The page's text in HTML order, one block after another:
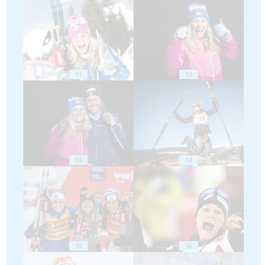
51 52
53 54
55 56